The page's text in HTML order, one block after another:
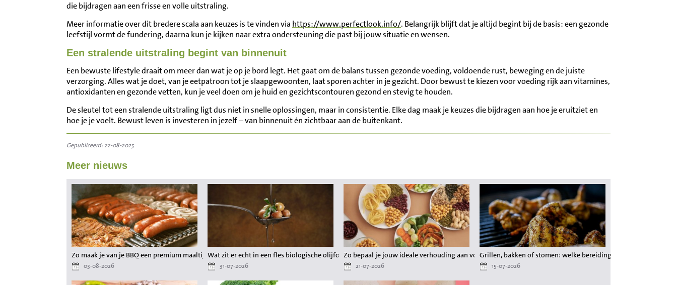
die bijdragen aan een frisse en volle uitstraling.
Meer informatie over dit bredere scala aan keuzes is te vinden via https://www.perfectlook.info/. Belangrijk blijft dat je altijd begint bij de basis: een gezonde
leefstijl vormt de fundering, daarna kun je kijken naar extra ondersteuning die past bij jouw situatie en wensen.
Een stralende uitstraling begint van binnenuit
Een bewuste lifestyle draait om meer dan wat je op je bord legt. Het gaat om de balans tussen gezonde voeding, voldoende rust, beweging en de juiste
verzorging. Alles wat je doet, van je eetpatroon tot je slaapgewoonten, laat sporen achter in je gezicht. Door bewust te kiezen voor voeding rijk aan vitamines,
antioxidanten en gezonde vetten, kun je veel doen om je huid en gezichtscontouren gezond en stevig te houden.
De sleutel tot een stralende uitstraling ligt dus niet in snelle oplossingen, maar in consistentie. Elke dag maak je keuzes die bijdragen aan hoe je eruitziet en
hoe je je voelt. Bewust leven is investeren in jezelf – van binnenuit én zichtbaar aan de buitenkant.
Gepubliceerd: 22-08-2025
Meer nieuws
Zo maak je van je BBQ een premium maaltijd zonder gedoe
03-08-2026
Wat zit er echt in een fles biologische olijfolie?
31-07-2026
Zo bepaal je jouw ideale verhouding aan voedingsstoffen tijdens het afvallen
21-07-2026
Grillen, bakken of stomen: welke bereiding behoudt de meeste
15-07-2026